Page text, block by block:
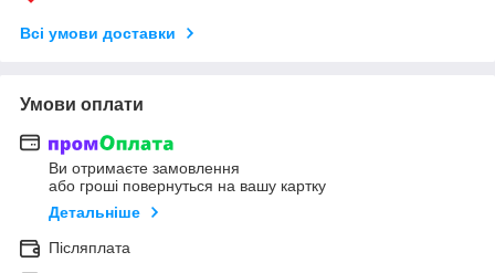
Всі умови доставки
Умови оплати
Ви отримаєте замовлення
або гроші повернуться на вашу картку
Детальніше
Післяплата